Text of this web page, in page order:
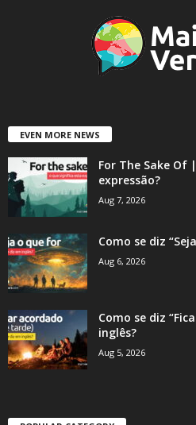
EVEN MORE NEWS
For The Sake Of
expressão?
Aug 7, 2026
Como se diz
Aug 6, 2026
Como se diz
inglês?
Aug 5, 2026